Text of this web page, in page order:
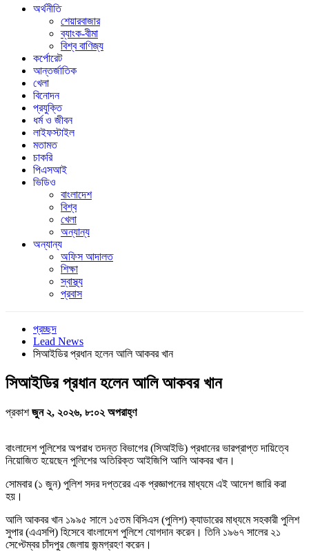
অর্থনীতি
শেয়ারবাজার
ব্যাংক-বীমা
বিশ্ব বাণিজ্য
কর্পোরেট
আন্তর্জাতিক
খেলা
বিনোদন
প্রযুক্তি
ধর্ম ও জীবন
লাইফস্টাইল
মতামত
চাকরি
পিএসআই
ভিডিও
বাংলাদেশ
বিশ্ব
খেলা
অন্যান্য
অন্যান্য
অফিস আদালত
শিক্ষা
স্বাস্থ্য
প্রবাস
প্রচ্ছদ
Lead News
সিআইডির প্রধান হলেন আলি আকবর খান
সিআইডির প্রধান হলেন আলি আকবর খান
প্রকাশজুন ২, ২০২৬, ৮:০২ অপরাহ্ণ
বাংলাদেশ পুলিশের অপরাধ তদন্ত বিভাগের (সিআইডি) প্রধানের ভারপ্রাপ্ত দায়িত্বে
নিয়োজিত হয়েছেন পুলিশের অতিরিক্ত আইজিপি আলি আকবর খান।
সোমবার (১ জুন) পুলিশ সদর দপ্তরের এক প্রজ্ঞাপনের মাধ্যমে এই আদেশ জারি করা
হয়।
আলি আকবর খান ১৯৯৫ সালে ১৫তম বিসিএস (পুলিশ) ক্যাডারের মাধ্যমে সহকারী পুলিশ
সুপার (এএসপি) হিসেবে বাংলাদেশ পুলিশে যোগদান করেন। তিনি ১৯৬৭ সালের ২১
সেপ্টেম্বর চাঁদপুর জেলায় জন্মগ্রহণ করেন।